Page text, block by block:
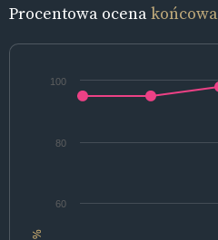
Procentowa ocenakońcowa
%
60
80
100